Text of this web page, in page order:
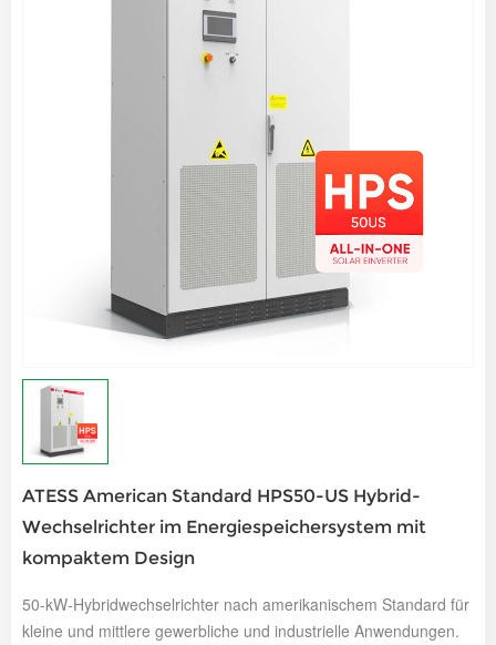
ATESS American Standard HPS50-US Hybrid-
Wechselrichter im Energiespeichersystem mit
kompaktem Design
50-kW-Hybridwechselrichter nach amerikanischem Standard für
kleine und mittlere gewerbliche und industrielle Anwendungen.